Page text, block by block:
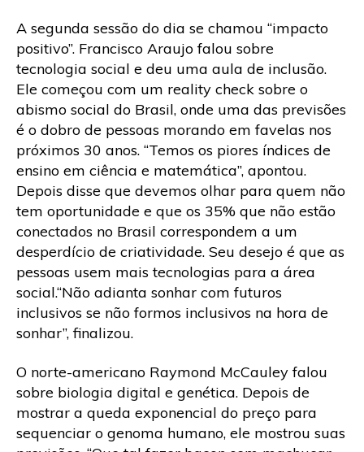
A segunda sessão do dia se chamou “impacto
positivo”. Francisco Araujo falou sobre
tecnologia social e deu uma aula de inclusão.
Ele começou com um reality check sobre o
abismo social do Brasil, onde uma das previsões
é o dobro de pessoas morando em favelas nos
próximos 30 anos. “Temos os piores índices de
ensino em ciência e matemática”, apontou.
Depois disse que devemos olhar para quem não
tem oportunidade e que os 35% que não estão
conectados no Brasil correspondem a um
desperdício de criatividade. Seu desejo é que as
pessoas usem mais tecnologias para a área
social.“Não adianta sonhar com futuros
inclusivos se não formos inclusivos na hora de
sonhar”, finalizou.
O norte-americano Raymond McCauley falou
sobre biologia digital e genética. Depois de
mostrar a queda exponencial do preço para
sequenciar o genoma humano, ele mostrou suas